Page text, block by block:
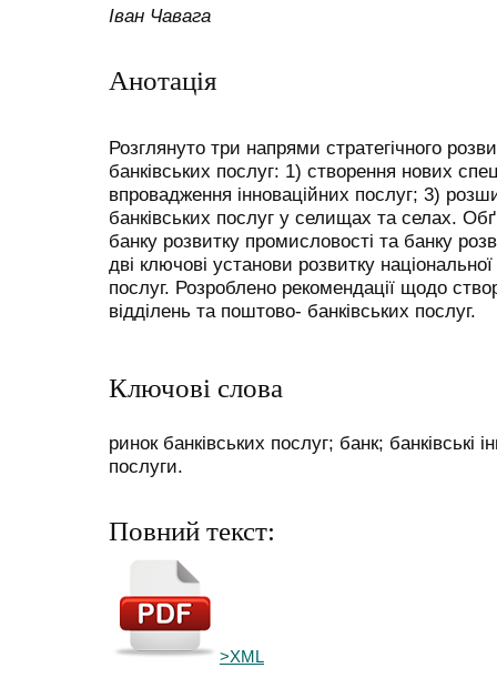
Іван Чавага
Анотація
Розглянуто три напрями стратегічного
банківських послуг: 1) створення нових
впровадження інноваційних послуг; 3)
банківських послуг у селищах та селах.
банку розвитку промисловості та банку
дві ключові установи розвитку
послуг. Розроблено рекомендації щодо
відділень та поштово- банківських послуг.
Ключові слова
ринок банківських послуг; банк; банківські
послуги.
Повний текст:
>XML